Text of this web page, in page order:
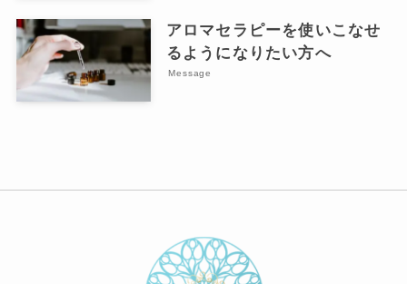
アロマセラピーを使いこなせ
るようになりたい方へ
Message